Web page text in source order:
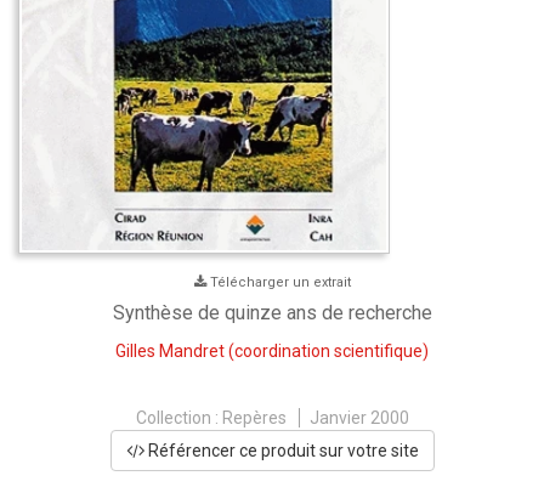
Télécharger un extrait
Synthèse de quinze ans de recherche
Gilles Mandret(coordination scientifique)
Collection : Repères
Janvier 2000
Référencer ce produit sur votre site